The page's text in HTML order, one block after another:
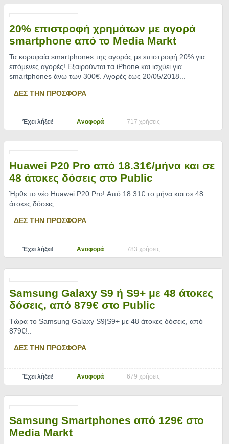
20% επιστροφή χρημάτων με αγορά
smartphone από το Media Markt
Τα κορυφαία smartphones της αγοράς με επιστροφή 20% για
επόμενες αγορές! Εξαιρούνται τα iPhone και ισχύει για
smartphones άνω των 300€. Αγορές έως 20/05/2018.
ΔΕΣ ΤΗΝ ΠΡΟΣΦΟΡΑ
Έχει λήξει! Αναφορά 717 χρήσεις
Huawei P20 Pro από 18.31€/μήνα και σε
48 άτοκες δόσεις στο Public
Ήρθε το νέο Huawei P20 Pro! Από 18.31€ το μήνα και σε 48
άτοκες δόσεις
ΔΕΣ ΤΗΝ ΠΡΟΣΦΟΡΑ
Έχει λήξει! Αναφορά 783 χρήσεις
Samsung Galaxy S9 ή S9+ με 48 άτοκες
δόσεις, από 879€ στο Public
Tώρα το Samsung Galaxy S9|S9+ με 48 άτοκες δόσεις, από
879€!
ΔΕΣ ΤΗΝ ΠΡΟΣΦΟΡΑ
Έχει λήξει! Αναφορά 679 χρήσεις
Samsung Smartphones από 129€ στο
Media Markt